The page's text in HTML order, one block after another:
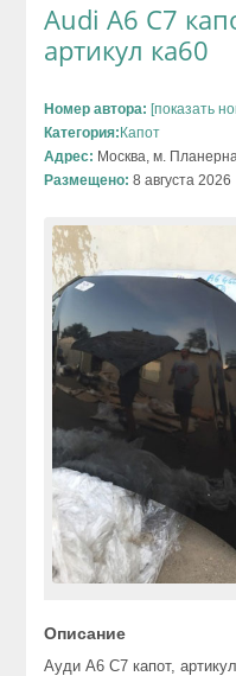
Audi A6 C7
артикул ка60
Номер автора: [показать
Категория: Капот
Адрес: Москва, м.
Размещено: 8 августа 2026
Описание
Ауди А6 С7 капот,